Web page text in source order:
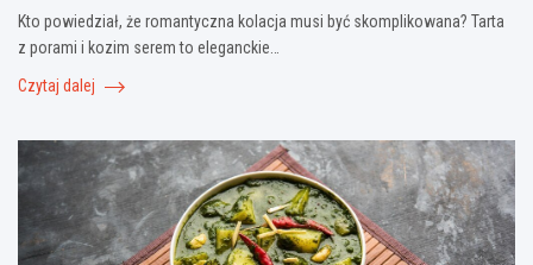
Kto powiedział, że romantyczna kolacja musi być skomplikowana? Tarta
z porami i kozim serem to eleganckie…
Czytaj dalej